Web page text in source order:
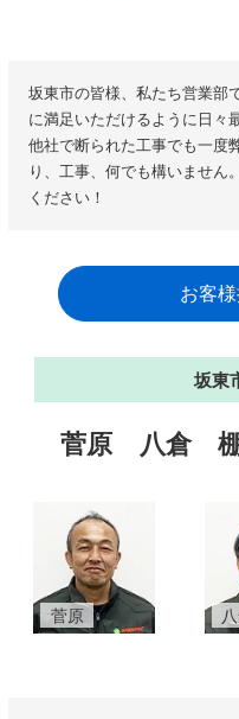
坂東市の皆様、私たち営業部
に満足いただけるように日々
他社で断られた工事でも一度
り、工事、何でも構いません
ください！
お客
坂東
菅原 八倉
菅原